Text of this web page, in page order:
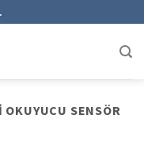
OKUYUCU SENSÖR